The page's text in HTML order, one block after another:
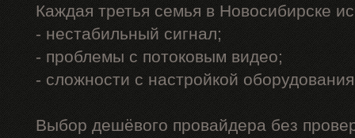
Каждая третья семья в Новосибирске
- нестабильный сигнал;
- проблемы с потоковым видео;
- сложности с настройкой
Выбор дешёвого провайдера без